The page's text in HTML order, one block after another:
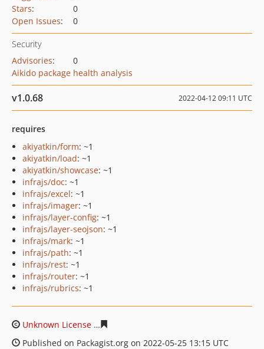
Stars:
0
Open Issues: 0
Security
Advisories:
0
Aikido package health analysis
v1.0.68 2022-04-12 09:11 UTC
requires
akiyatkin/form: ~1
akiyatkin/load: ~1
akiyatkin/showcase: ~1
infrajs/doc: ~1
infrajs/excel: ~1
infrajs/imager: ~1
infrajs/layer-config: ~1
infrajs/layer-seojson: ~1
infrajs/mark: ~1
infrajs/path: ~1
infrajs/rest: ~1
infrajs/router: ~1
infrajs/rubrics: ~1
Unknown License
Published on Packagist.org on 2022-05-25 13:15 UTC